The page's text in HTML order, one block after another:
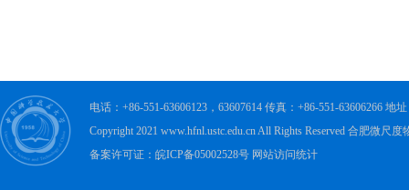
电话：+86-551-63606123，63607614 传真：+86-551-63606266 地
Copyright 2021 www.hfnl.ustc.edu.cn All Rights Reserved 合肥微尺
备案许可证：皖ICP备05002528号 网站访问统计